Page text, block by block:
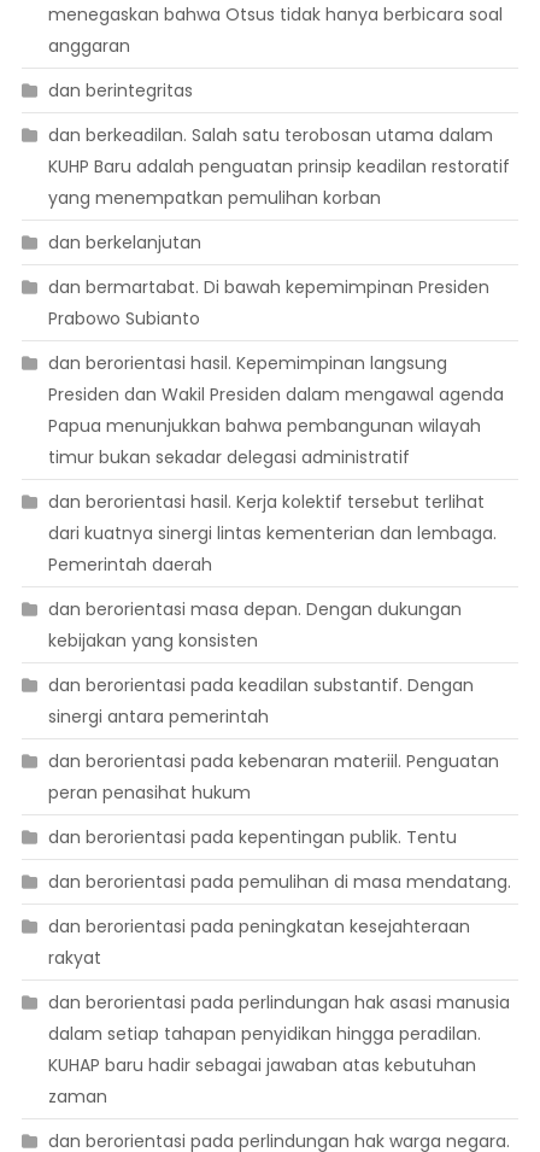
menegaskan bahwa Otsus tidak hanya berbicara soal
anggaran
dan berintegritas
dan berkeadilan. Salah satu terobosan utama dalam
KUHP Baru adalah penguatan prinsip keadilan restoratif
yang menempatkan pemulihan korban
dan berkelanjutan
dan bermartabat. Di bawah kepemimpinan Presiden
Prabowo Subianto
dan berorientasi hasil. Kepemimpinan langsung
Presiden dan Wakil Presiden dalam mengawal agenda
Papua menunjukkan bahwa pembangunan wilayah
timur bukan sekadar delegasi administratif
dan berorientasi hasil. Kerja kolektif tersebut terlihat
dari kuatnya sinergi lintas kementerian dan lembaga.
Pemerintah daerah
dan berorientasi masa depan. Dengan dukungan
kebijakan yang konsisten
dan berorientasi pada keadilan substantif. Dengan
sinergi antara pemerintah
dan berorientasi pada kebenaran materiil. Penguatan
peran penasihat hukum
dan berorientasi pada kepentingan publik. Tentu
dan berorientasi pada pemulihan di masa mendatang.
dan berorientasi pada peningkatan kesejahteraan
rakyat
dan berorientasi pada perlindungan hak asasi manusia
dalam setiap tahapan penyidikan hingga peradilan.
KUHAP baru hadir sebagai jawaban atas kebutuhan
zaman
dan berorientasi pada perlindungan hak warga negara.